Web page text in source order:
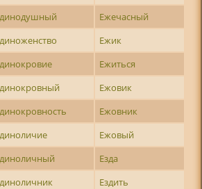
Ежечасный
Ежик
Ежиться
Ежовик
Ежовник
Ежовый
Езда
Ездить